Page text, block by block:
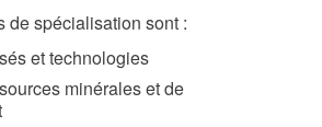
de spécialisation sont :
et technologies
minérales et de